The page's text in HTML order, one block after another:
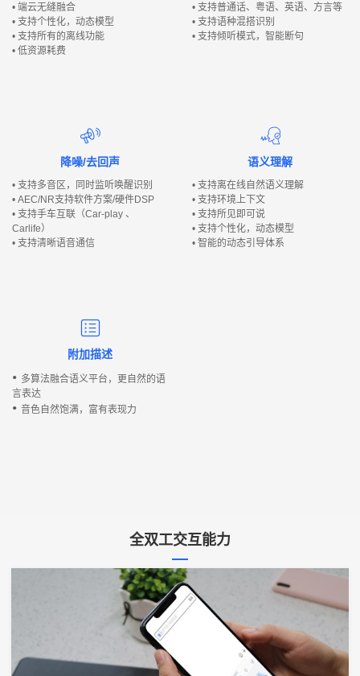
• 端云无缝融合
• 支持个性化，动态模型
• 支持所有的离线功能
• 低资源耗费
• 支持普通话、粤语、英语、方言等
• 支持语种混搭识别
• 支持倾听模式，智能断句
降噪/去回声
• 支持多音区，同时监听唤醒识别
• AEC/NR支持软件方案/硬件DSP
• 支持手车互联（Car-play 、
Carlife）
• 支持清晰语音通信
语义理解
• 支持离在线自然语义理解
• 支持环境上下文
• 支持所见即可说
• 支持个性化，动态模型
• 智能的动态引导体系
附加描述
• 多算法融合语义平台，更自然的语
言表达
• 音色自然饱满，富有表现力
全双工交互能力
行
业
痛